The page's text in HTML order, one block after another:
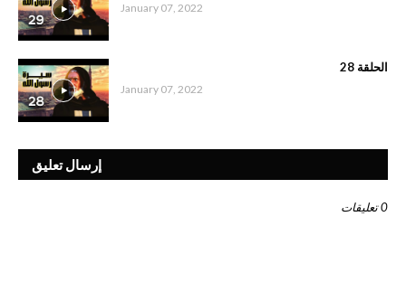
January 07, 2022
الحلقة 28
January 07, 2022
إرسال تعليق
0 تعليقات